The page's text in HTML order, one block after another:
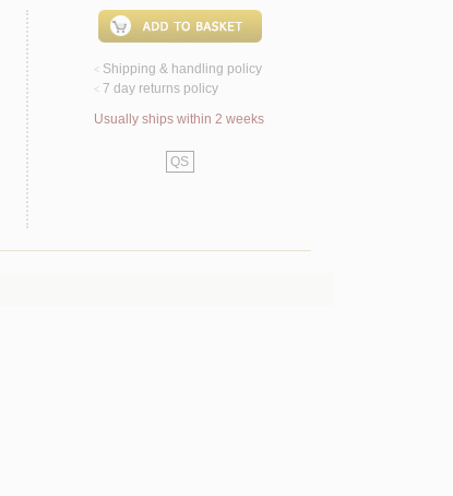
< Shipping & handling policy
< 7 day returns policy
Usually ships within 2 weeks
QS